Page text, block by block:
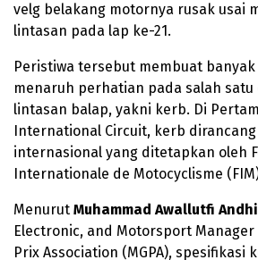
velg belakang motornya rusak usai
lintasan pada lap ke-21.
Peristiwa tersebut membuat
menaruh perhatian pada salah
lintasan balap, yakni kerb. Di
International Circuit, kerb
internasional yang ditetapkan oleh
Internationale de Motocyclisme
Menurut Muhammad Awallutfi
Electronic, and Motorsport Manager
Prix Association (MGPA), spesifikasi